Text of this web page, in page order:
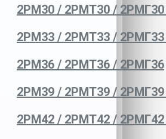
2РМ30 / 2РМТ30 /
2РМ33 / 2РМТ33 /
2РМ36 / 2РМТ36 / 2РМГ36
2РМ39 / 2РМТ39 /
2РМ42 / 2РМТ42 /